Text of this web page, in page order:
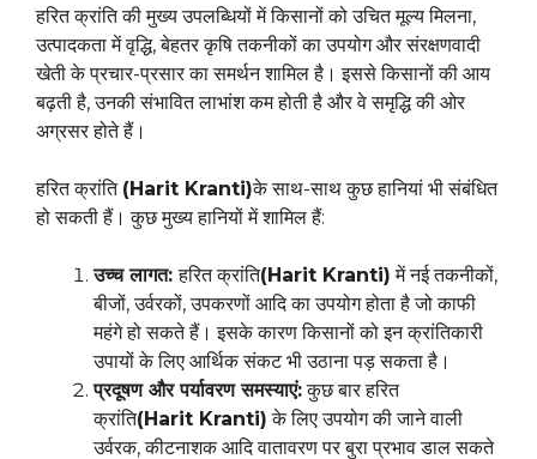
हरित क्रांति की मुख्य उपलब्धियों में किसानों को उचित मूल्य मिलना,
उत्पादकता में वृद्धि, बेहतर कृषि तकनीकों का उपयोग और संरक्षणवादी
खेती के प्रचार-प्रसार का समर्थन शामिल है। इससे किसानों की आय
बढ़ती है, उनकी संभावित लाभांश कम होती है और वे समृद्धि की ओर
अग्रसर होते हैं।
हरित क्रांति (Harit Kranti)के साथ-साथ कुछ हानियां भी संबंधित
हो सकती हैं। कुछ मुख्य हानियों में शामिल हैं:
उच्च लागत:हरित क्रांति(Harit Kranti) में नई तकनीकों,
बीजों, उर्वरकों, उपकरणों आदि का उपयोग होता है जो काफी
महंगे हो सकते हैं। इसके कारण किसानों को इन क्रांतिकारी
उपायों के लिए आर्थिक संकट भी उठाना पड़ सकता है।
प्रदूषण और पर्यावरण समस्याएं:कुछ बार हरित
क्रांति(Harit Kranti) के लिए उपयोग की जाने वाली
उर्वरक, कीटनाशक आदि वातावरण पर बुरा प्रभाव डाल सकते